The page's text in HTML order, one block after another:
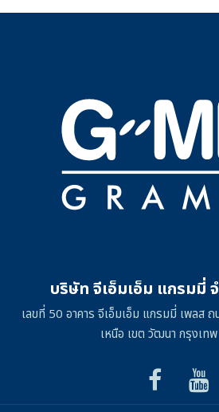
บริษัท จีเอ็มเอ็ม แกรมมี่
เลขที่ 50 อาคาร จีเอ็มเอ็ม แกรมมี่ เพลส
เหนือ เขต วัฒนา กรุงเท